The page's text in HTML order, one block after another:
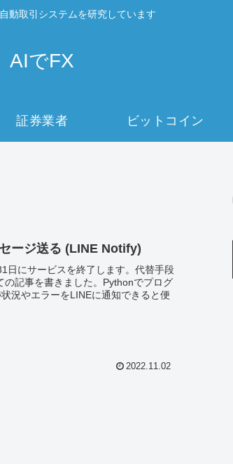
動取引システムを研究しています
AIでFX
証券業者 ビットコイン
ージ送る (LINE Notify)
日にサービスを終了します。代替手段
の記事を書きました。Pythonでプログ
況やエラーをLINEに通知できると便
2022.11.02